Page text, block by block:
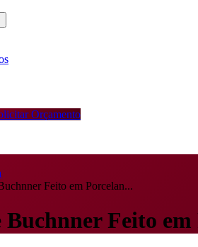
Orçamento
Feito em Porcelan...
Feito